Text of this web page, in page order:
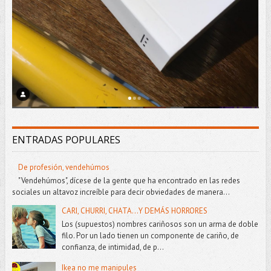
ENTRADAS POPULARES
De profesión, vendehúmos
"Vendehúmos", dícese de la gente que ha encontrado en las redes
sociales un altavoz increíble para decir obviedades de manera...
CARI, CHURRI, CHATA...Y DEMÁS HORRORES
Los (supuestos) nombres cariñosos son un arma de doble
filo. Por un lado tienen un componente de cariño, de
confianza, de intimidad, de p...
Ikea no me manipules